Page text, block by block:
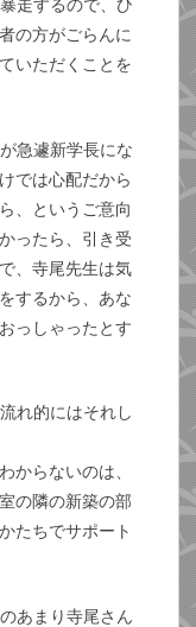
走するので、ひ
の方がごらんに
いただくことを
急遽新学長にな
では心配だから
、というご意向
ったら、引き受
、寺尾先生は気
するから、あな
っしゃったとす
れ的にはそれし
からないのは、
の隣の新築の部
たちでサポート
あまり寺尾さん